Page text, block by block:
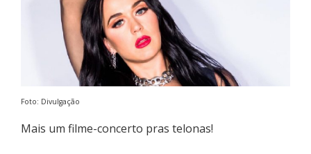
Foto: Divulgação
Mais um filme-concerto pras telonas!